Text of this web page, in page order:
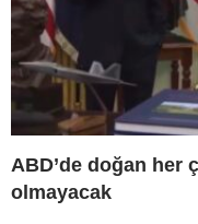
ABD’de doğan her
olmayacak